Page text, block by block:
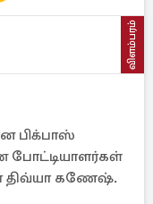
விளம்பரம்
பிக்பாஸ்
போட்டியாளர்கள்
திவ்யா கணேஷ்.